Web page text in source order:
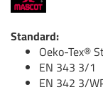
Standard:
Oeko-Tex®
EN 343 3/1
EN 342 3/